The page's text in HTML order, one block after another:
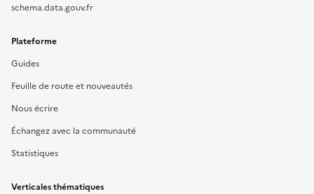
schema.data.gouv.fr
Plateforme
Guides
Feuille de route et nouveautés
Nous écrire
Échangez avec la communauté
Statistiques
Verticales thématiques